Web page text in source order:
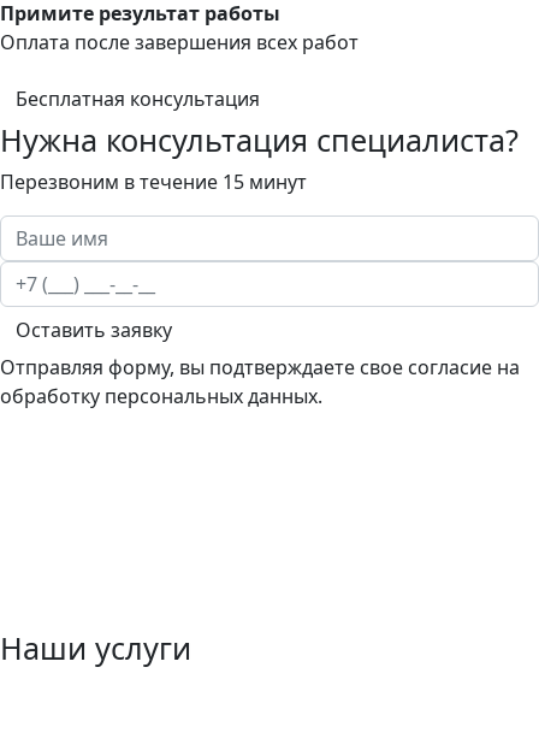
Примите результат работы
Оплата после завершения всех работ
Бесплатная консультация
Нужна консультация специалиста?
Перезвоним в течение 15 минут
Оставить заявку
Отправляя форму, вы подтверждаете свое согласие на
обработку персональных данных.
Наши услуги